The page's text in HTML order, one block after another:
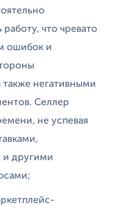
что чревато
ошибок и
также негативными
Селлер
не успевая
и другими